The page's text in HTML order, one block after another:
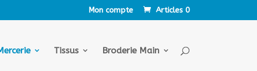
Mon compte Articles 0
Tissus Broderie Main